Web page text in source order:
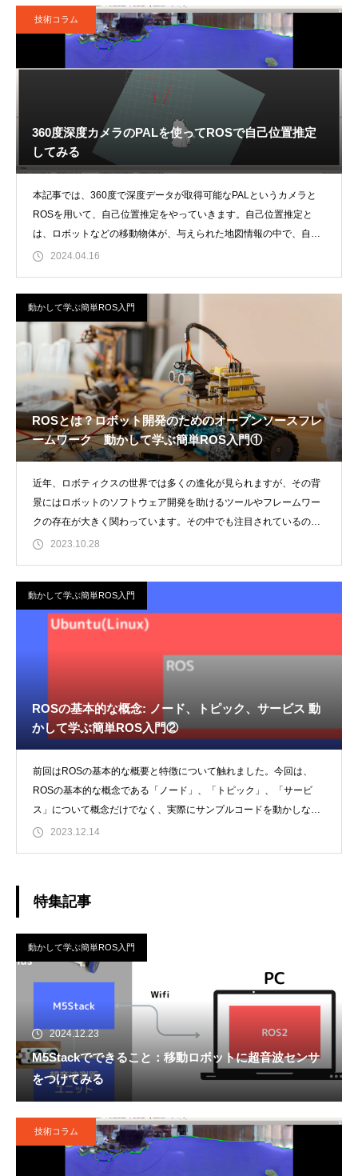
技術コラム
360度深度カメラのPALを使ってROSで自己位置推定
してみる
本記事では、360度で深度データが取得可能なPALというカメラと
ROSを用いて、自己位置推定をやっていきます。自己位置推定と
は、ロボットなどの移動物体が、与えられた地図情報の中で、自身
がどこにいるか
2024.04.16
動かして学ぶ簡単ROS入門
ROSとは？ロボット開発のためのオープンソースフレ
ームワーク 動かして学ぶ簡単ROS入門①
近年、ロボティクスの世界では多くの進化が見られますが、その背
景にはロボットのソフトウェア開発を助けるツールやフレームワー
クの存在が大きく関わっています。その中でも注目されているのが
「ROS(Robo
2023.10.28
動かして学ぶ簡単ROS入門
ROSの基本的な概念: ノード、トピック、サービス 動
かして学ぶ簡単ROS入門②
前回はROSの基本的な概要と特徴について触れました。今回は、
ROSの基本的な概念である「ノード」、「トピック」、「サービ
ス」について概念だけでなく、実際にサンプルコードを動かしなが
ら詳しく見ていきま
2023.12.14
特集記事
動かして学ぶ簡単ROS入門
2024.12.23
M5Stackでできること：移動ロボットに超音波センサ
をつけてみる
技術コラム